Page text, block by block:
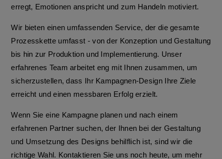
erregt, Emotionen anspricht und zum Handeln motiviert.
Wir bieten einen umfassenden Service, der die gesamte
Prozesskette umfasst - von der Konzeption und Gestaltung
bis hin zur Produktion und Implementierung. Unser
erfahrenes Team arbeitet eng mit Ihnen zusammen, um
sicherzustellen, dass Ihr Kampagnen-Design Ihre Ziele
erreicht und einen messbaren Erfolg erzielt.
Wenn Sie eine Kampagne planen und nach einem
erfahrenen Partner suchen, der Ihnen bei der Gestaltung
und Umsetzung des Designs behilflich ist, sind wir die
richtige Wahl. Kontaktieren Sie uns noch heute, um mehr